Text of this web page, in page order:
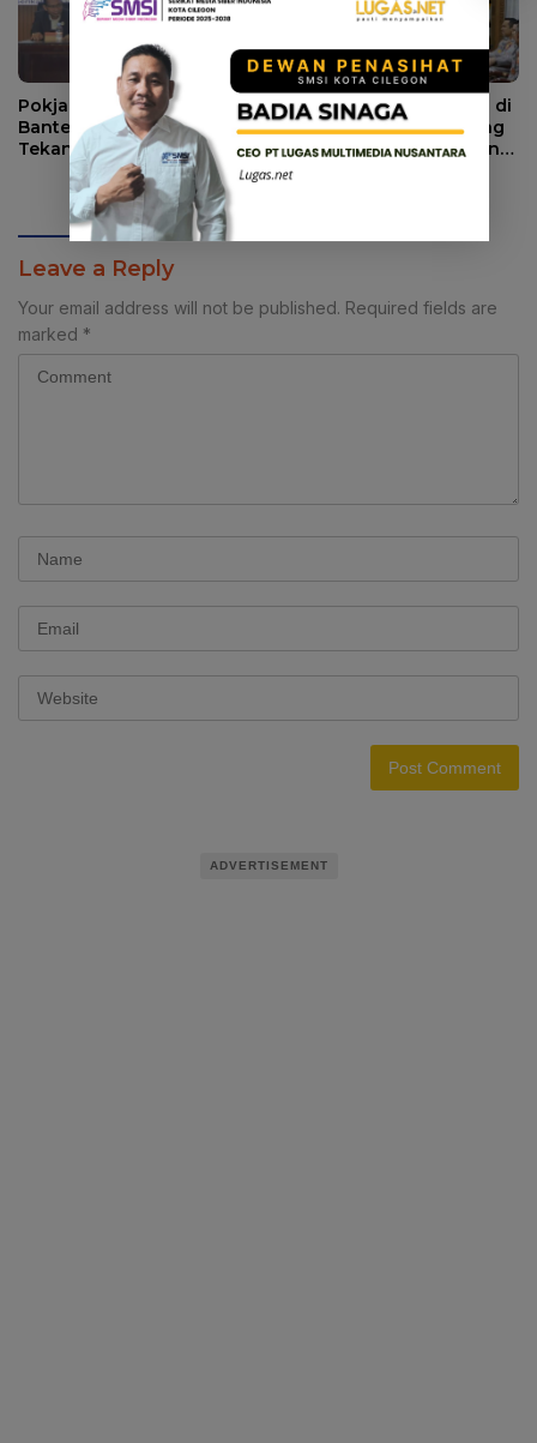
Pokja Jaga Desa se-
Banten, Ketum SMSI
Tekankan Sinergi
Strategis Media dan
Pembangunan Desa.
Audiensi Pengurus PWI di
Mabes Polri, PWI Dorong
Konsistensi MoU Dewan
Pers – Polri
Leave a Reply
Your email address will not be published. Required fields are
marked *
ADVERTISEMENT